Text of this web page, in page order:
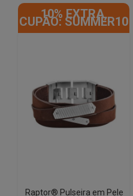
10% EXTRA,
CUPÃO: SUMMER10
Raptor® Pulseira em Pele